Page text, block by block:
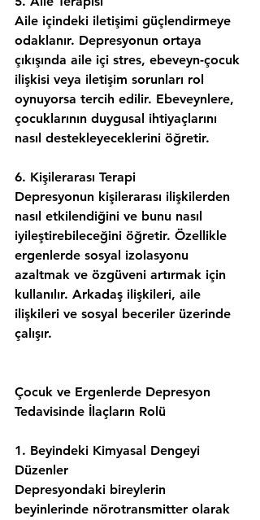
Aile içindeki iletişimi güçlendirmeye
odaklanır. Depresyonun ortaya
çıkışında aile içi stres, ebeveyn-çocuk
ilişkisi veya iletişim sorunları rol
oynuyorsa tercih edilir. Ebeveynlere,
çocuklarının duygusal ihtiyaçlarını
nasıl destekleyeceklerini öğretir.
6. Kişilerarası Terapi
Depresyonun kişilerarası ilişkilerden
nasıl etkilendiğini ve bunu nasıl
iyileştirebileceğini öğretir. Özellikle
ergenlerde sosyal izolasyonu
azaltmak ve özgüveni artırmak için
kullanılır. Arkadaş ilişkileri, aile
ilişkileri ve sosyal beceriler üzerinde
çalışır.
Çocuk ve Ergenlerde Depresyon
Tedavisinde İlaçların Rolü
1️. Beyindeki Kimyasal Dengeyi
Düzenler
Depresyondaki bireylerin
beyinlerinde nörotransmitter olarak